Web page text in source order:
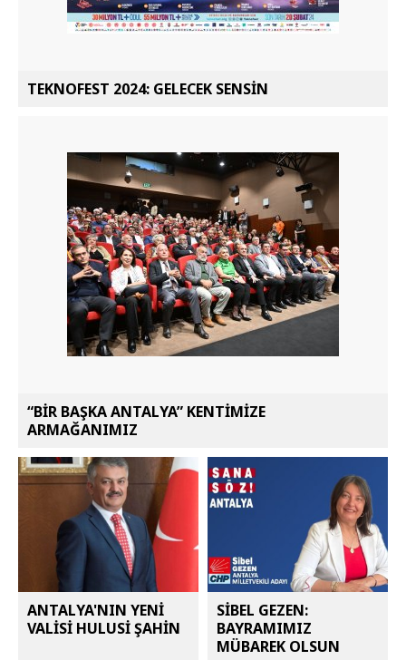
TEKNOFEST 2024: GELECEK SENSİN
“BİR BAŞKA ANTALYA” KENTİMİZE
ARMAĞANIMIZ
ANTALYA'NIN YENİ
VALİSİ HULUSİ ŞAHİN
SİBEL GEZEN:
BAYRAMIMIZ
MÜBAREK OLSUN